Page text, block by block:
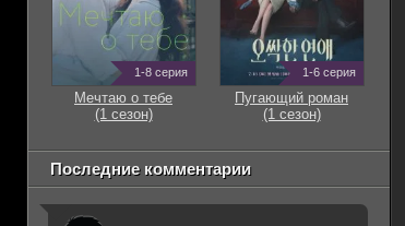
1-8 серия
Мечтаю о тебе
(1 сезон)
1-6 серия
Пугающий роман
(1 сезон)
Последние комментарии